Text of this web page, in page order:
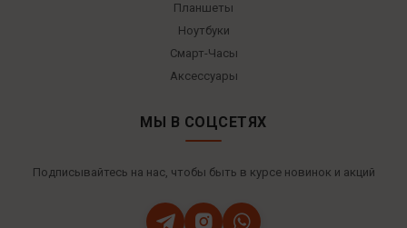
Планшеты
Ноутбуки
Смарт-Часы
Аксессуары
МЫ В СОЦСЕТЯХ
Подписывайтесь на нас, чтобы быть в курсе новинок и акций